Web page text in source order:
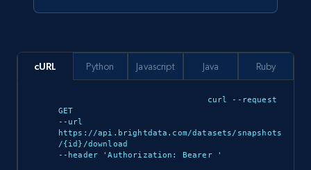
URL, Sku, Breadcrumbs, Name, Rating, Review
count, Description, Image, and more.
eCommerce
901+ 114+ Buy Now
cURL
curl --request
GET
--url
https://api.brightdata.com/datasets/snapshots
/{id}/download
--header 'Authorization: Bearer
'
Python Javascript Java Ruby